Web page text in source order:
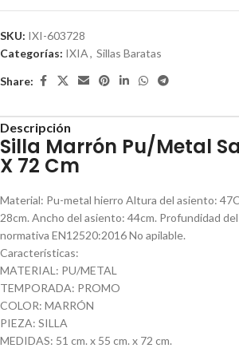
SKU: IXI-603728
Categorías: IXIA, Sillas Baratas
Share:
Descripción
Silla Marrón Pu/Metal
X 72 Cm
Material: Pu-metal hierro Altura del asiento:
28cm. Ancho del asiento: 44cm. Profundidad
normativa EN12520:2016 No apilable.
Características:
MATERIAL: PU/METAL
TEMPORADA: PROMO
COLOR: MARRÓN
PIEZA: SILLA
MEDIDAS: 51 cm. x 55 cm. x 72 cm.